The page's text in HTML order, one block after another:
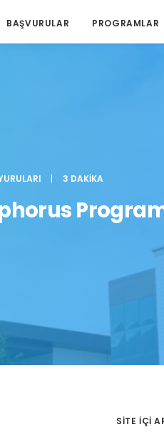
BAŞVURULAR PROGRAMLAR
| 3 DAKIKA
SITE IÇI